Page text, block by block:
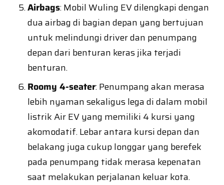
Airbags: Mobil Wuling EV dilengkapi dengan
dua airbag di bagian depan yang bertujuan
untuk melindungi driver dan penumpang
depan dari benturan keras jika terjadi
benturan.
Roomy 4-seater: Penumpang akan merasa
lebih nyaman sekaligus lega di dalam mobil
listrik Air EV yang memiliki 4 kursi yang
akomodatif. Lebar antara kursi depan dan
belakang juga cukup longgar yang berefek
pada penumpang tidak merasa kepenatan
saat melakukan perjalanan keluar kota.